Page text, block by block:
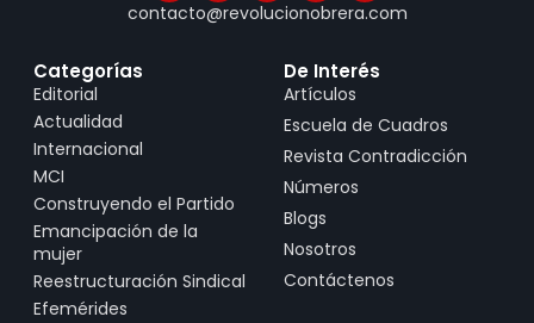
contacto@revolucionobrera.com
Categorías
Editorial
Actualidad
Internacional
MCI
Construyendo el Partido
Emancipación de la
mujer
Reestructuración Sindical
Efemérides
De Interés
Artículos
Escuela de Cuadros
Revista Contradicción
Números
Blogs
Nosotros
Contáctenos